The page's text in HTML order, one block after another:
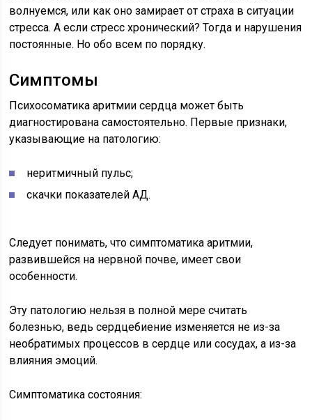
волнуемся, или как оно замирает от страха в ситуации
стресса. А если стресс хронический? Тогда и нарушения
постоянные. Но обо всем по порядку.
Симптомы
Психосоматика аритмии сердца может быть
диагностирована самостоятельно. Первые признаки,
указывающие на патологию:
неритмичный пульс;
скачки показателей АД.
Следует понимать, что симптоматика аритмии,
развившейся на нервной почве, имеет свои
особенности.
Эту патологию нельзя в полной мере считать
болезнью, ведь сердцебиение изменяется не из-за
необратимых процессов в сердце или сосудах, а из-за
влияния эмоций.
Симптоматика состояния: